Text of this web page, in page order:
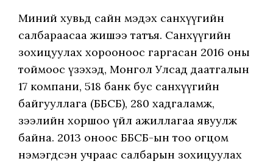
Миний хувьд сайн мэдэх санхүүгийн
салбараасаа жишээ татъя. Санхүүгийн
зохицуулах хорооноос гаргасан 2016 оны
тоймоос үзэхэд, Монгол Улсад даатгалын
17 компани, 518 банк бус санхүүгийн
байгууллага (ББСБ), 280 хадгаламж,
зээлийн хоршоо үйл ажиллагаа явуулж
байна. 2013 оноос ББСБ-ын тоо огцом
нэмэгдсэн учраас салбарын зохицуулах